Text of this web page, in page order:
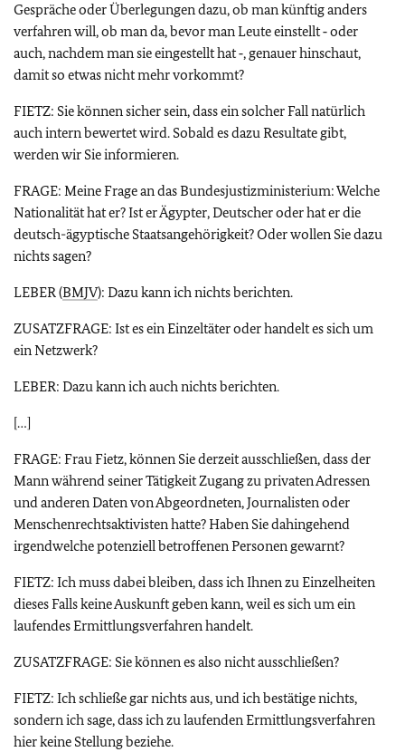
Gespräche oder Überlegungen dazu, ob man künftig anders
verfahren will, ob man da, bevor man Leute einstellt ‑ oder
auch, nachdem man sie eingestellt hat ‑, genauer hinschaut,
damit so etwas nicht mehr vorkommt?
FIETZ: Sie können sicher sein, dass ein solcher Fall natürlich
auch intern bewertet wird. Sobald es dazu Resultate gibt,
werden wir Sie informieren.
FRAGE: Meine Frage an das Bundesjustizministerium: Welche
Nationalität hat er? Ist er Ägypter, Deutscher oder hat er die
deutsch-ägyptische Staatsangehörigkeit? Oder wollen Sie dazu
nichts sagen?
LEBER (BMJV): Dazu kann ich nichts berichten.
ZUSATZFRAGE: Ist es ein Einzeltäter oder handelt es sich um
ein Netzwerk?
LEBER: Dazu kann ich auch nichts berichten.
[…]
FRAGE: Frau Fietz, können Sie derzeit ausschließen, dass der
Mann während seiner Tätigkeit Zugang zu privaten Adressen
und anderen Daten von Abgeordneten, Journalisten oder
Menschenrechtsaktivisten hatte? Haben Sie dahingehend
irgendwelche potenziell betroffenen Personen gewarnt?
FIETZ: Ich muss dabei bleiben, dass ich Ihnen zu Einzelheiten
dieses Falls keine Auskunft geben kann, weil es sich um ein
laufendes Ermittlungsverfahren handelt.
ZUSATZFRAGE: Sie können es also nicht ausschließen?
FIETZ: Ich schließe gar nichts aus, und ich bestätige nichts,
sondern ich sage, dass ich zu laufenden Ermittlungsverfahren
hier keine Stellung beziehe.